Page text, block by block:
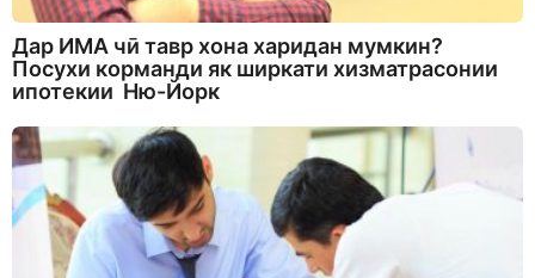
Дар ИМА чӣ тавр хона харидан мумкин?
Посухи корманди як ширкати хизматрасонии
ипотекии Ню-Йорк